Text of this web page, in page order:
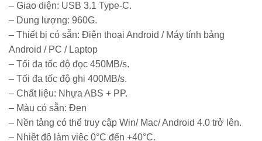
– Giao diện: USB 3.1 Type-C.
– Dung lượng: 960G.
– Thiết bị có sẵn: Điện thoại Android / Máy tính bảng
Android / PC / Laptop
– Tối đa tốc độ đọc 450MB/s.
– Tối đa tốc độ ghi 400MB/s.
– Chất liệu: Nhựa ABS + PP.
– Màu có sẵn: Đen
– Nền tảng có thể truy cập Win/ Mac/ Android 4.0 trở lên.
– Nhiệt độ làm việc 0°C đến +40°C.